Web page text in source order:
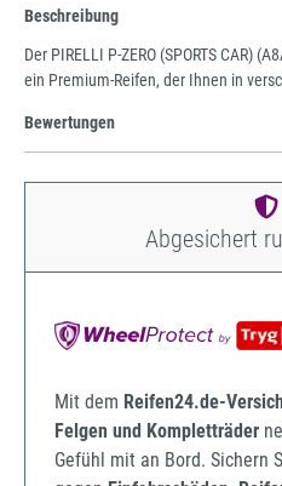
Beschreibung
Der PIRELLI P-ZERO (SPORTS CAR)
ein Premium-Reifen, der Ihnen in
Bewertungen
Abgesichert
Mit dem Reifen24.de-
Felgen und Kompletträder
Gefühl mit an Bord. Sichern